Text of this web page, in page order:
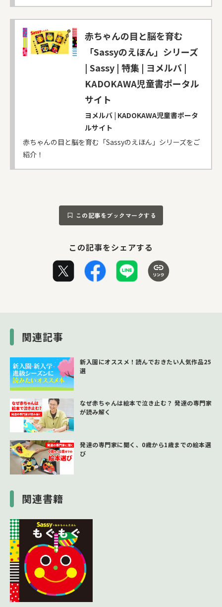
赤ちゃんの目と脳を育む
「Sassyのえほん」シリーズ
| Sassy | 特集 | ヨメルバ |
KADOKAWA児童書ポータル
サイト
ヨメルバ | KADOKAWA児童書ポータ
ルサイト
赤ちゃんの目と脳を育む「Sassyのえほん」シリーズをご
紹介！
この記事をブックマークする
この記事をシェアする
関連記事
新入園にオススメ！読んでおきたい人気作品25
選
なぜ赤ちゃんは絵本で泣き止む？ 発達の専門家
が読み解く
発達の専門家に聞く、0歳から1歳までの絵本選
び
関連書籍